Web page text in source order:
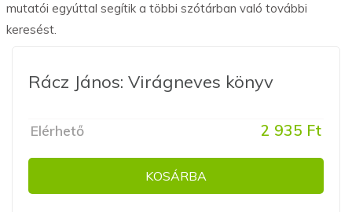
mutatói egyúttal segítik a többi szótárban való további
keresést.
Rácz János: Virágneves könyv
Elérhető 2 935 Ft
KOSÁRBA